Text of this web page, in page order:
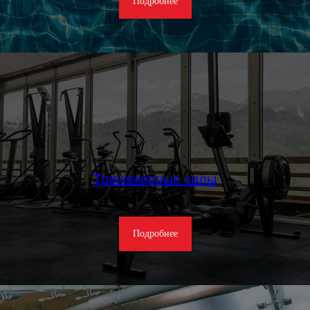
Тренажерные залы
Подробнее